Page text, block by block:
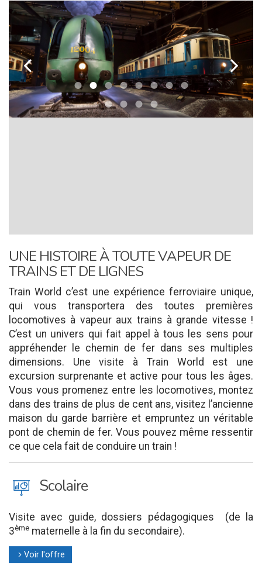
k l
UNE HISTOIRE À TOUTE VAPEUR DE
TRAINS ET DE LIGNES
Train World c’est une expérience ferroviaire unique,
qui vous transportera des toutes premières
locomotives à vapeur aux trains à grande vitesse !
C’est un univers qui fait appel à tous les sens pour
appréhender le chemin de fer dans ses multiples
dimensions. Une visite à Train World est une
excursion surprenante et active pour tous les âges.
Vous vous promenez entre les locomotives, montez
dans des trains de plus de cent ans, visitez l’ancienne
maison du garde barrière et empruntez un véritable
pont de chemin de fer. Vous pouvez même ressentir
ce que cela fait de conduire un train !
J Scolaire
Visite avec guide, dossiers pédagogiques (de la
3ème maternelle à la fin du secondaire).
l Voir l'offre